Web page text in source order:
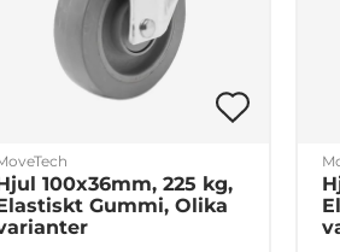
100x36mm, 225 kg,
Gummi, Olika